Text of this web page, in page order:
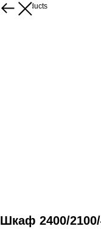
More products
Шкаф 2400/